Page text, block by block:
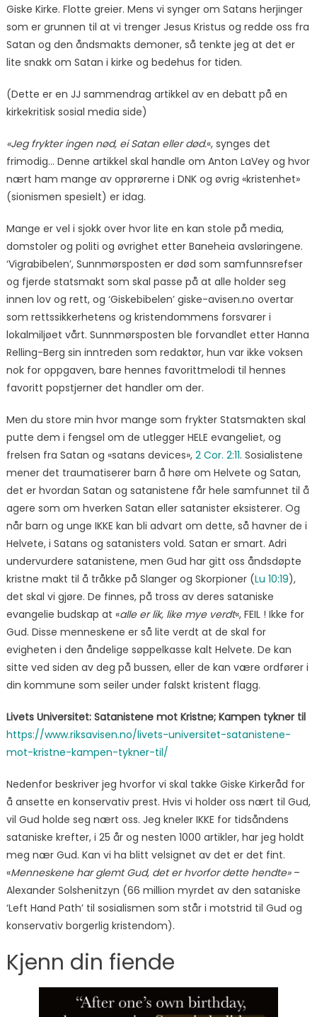
Giske Kirke. Flotte greier. Mens vi synger om Satans herjinger
som er grunnen til at vi trenger Jesus Kristus og redde oss fra
Satan og den åndsmakts demoner, så tenkte jeg at det er
lite snakk om Satan i kirke og bedehus for tiden.
(Dette er en JJ sammendrag artikkel av en debatt på en
kirkekritisk sosial media side)
«Jeg frykter ingen nød, ei Satan eller død.«, synges det
frimodig… Denne artikkel skal handle om Anton LaVey og hvor
nært ham mange av opprørerne i DNK og øvrig «kristenhet»
(sionismen spesielt) er idag.
Mange er vel i sjokk over hvor lite en kan stole på media,
domstoler og politi og øvrighet etter Baneheia avsløringene.
‘Vigrabibelen’, Sunnmørsposten er død som samfunnsrefser
og fjerde statsmakt som skal passe på at alle holder seg
innen lov og rett, og ‘Giskebibelen’ giske-avisen.no overtar
som rettssikkerhetens og kristendommens forsvarer i
lokalmiljøet vårt. Sunnmørsposten ble forvandlet etter Hanna
Relling-Berg sin inntreden som redaktør, hun var ikke voksen
nok for oppgaven, bare hennes favorittmelodi til hennes
favoritt popstjerner det handler om der.
Men du store min hvor mange som frykter Statsmakten skal
putte dem i fengsel om de utlegger HELE evangeliet, og
frelsen fra Satan og «satans devices», 2 Cor. 2:11. Sosialistene
mener det traumatiserer barn å høre om Helvete og Satan,
det er hvordan Satan og satanistene får hele samfunnet til å
agere som om hverken Satan eller satanister eksisterer. Og
når barn og unge IKKE kan bli advart om dette, så havner de i
Helvete, i Satans og satanisters vold. Satan er smart. Adri
undervurdere satanistene, men Gud har gitt oss åndsdøpte
kristne makt til å tråkke på Slanger og Skorpioner (Lu 10:19),
det skal vi gjøre. De finnes, på tross av deres sataniske
evangelie budskap at «alle er lik, like mye verdt«, FEIL ! Ikke for
Gud. Disse menneskene er så lite verdt at de skal for
evigheten i den åndelige søppelkasse kalt Helvete. De kan
sitte ved siden av deg på bussen, eller de kan være ordfører i
din kommune som seiler under falskt kristent flagg.
Livets Universitet: Satanistene mot Kristne; Kampen tykner til
https://www.riksavisen.no/livets-universitet-satanistene-
mot-kristne-kampen-tykner-til/
Nedenfor beskriver jeg hvorfor vi skal takke Giske Kirkeråd for
å ansette en konservativ prest. Hvis vi holder oss nært til Gud,
vil Gud holde seg nært oss. Jeg kneler IKKE for tidsåndens
sataniske krefter, i 25 år og nesten 1000 artikler, har jeg holdt
meg nær Gud. Kan vi ha blitt velsignet av det er det fint.
«Menneskene har glemt Gud, det er hvorfor dette hendte»–
Alexander Solshenitzyn (66 million myrdet av den sataniske
‘Left Hand Path’ til sosialismen som står i motstrid til Gud og
konservativ borgerlig kristendom).
Kjenn din fiende